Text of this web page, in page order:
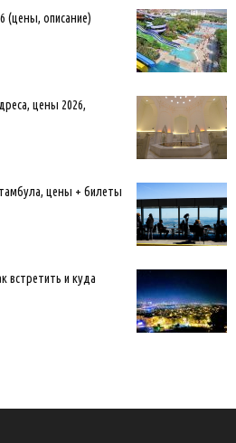
(цены, описание)
цены 2026,
цены + билеты
встретить и куда